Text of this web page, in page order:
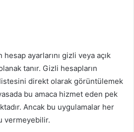
hesap ayarlarını gizli veya açık
tanır. Gizli hesapların
listesini direkt olarak görüntülemek
bu amaca hizmet eden pek
Ancak bu uygulamalar her
vermeyebilir.